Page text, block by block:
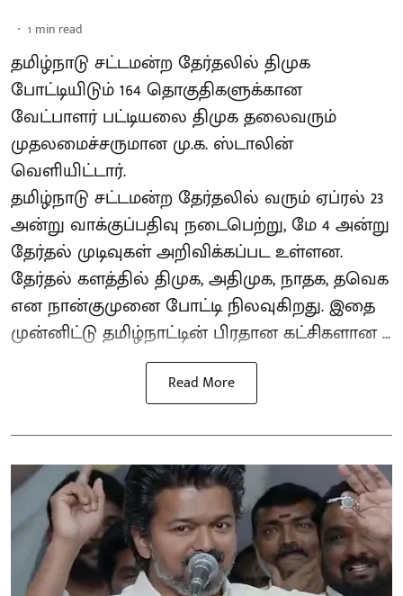
1 min read
தமிழ்நாடு சட்டமன்ற தேர்தலில் திமுக
போட்டியிடும் 164 தொகுதிகளுக்கான
வேட்பாளர் பட்டியலை திமுக தலைவரும்
முதலமைச்சருமான மு.க. ஸ்டாலின்
வெளியிட்டார்.
தமிழ்நாடு சட்டமன்ற தேர்தலில் வரும் ஏப்ரல் 23
அன்று வாக்குப்பதிவு நடைபெற்று, மே 4 அன்று
தேர்தல் முடிவுகள் அறிவிக்கப்பட உள்ளன.
தேர்தல் களத்தில் திமுக, அதிமுக, நாதக, தவெக
என நான்குமுனை போட்டி நிலவுகிறது. இதை
முன்னிட்டு தமிழ்நாட்டின் பிரதான கட்சிகளான ...
Read More